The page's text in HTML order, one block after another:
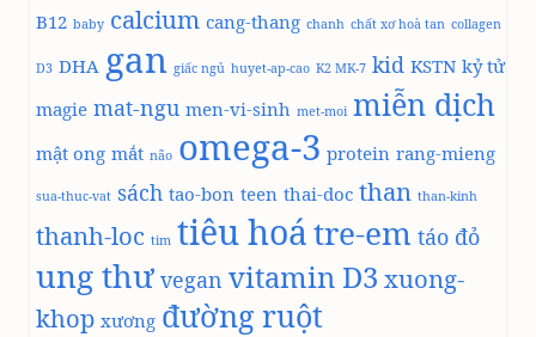
B12 baby calcium cang-thang chanh chất xơ hoà tan collagen
D3 DHA gan giấc ngủ huyet-ap-cao K2 MK-7 kid KSTN kỷ tử
magie mat-ngu men-vi-sinh met-moi miễn dịch
mật ong mắt não omega-3 protein rang-mieng
sua-thuc-vat sách tao-bon teen thai-doc than than-kinh
thanh-loc tim tiêu hoátre-em táo đỏ
ung thư vegan vitamin D3 xuong-
khop xương đường ruột